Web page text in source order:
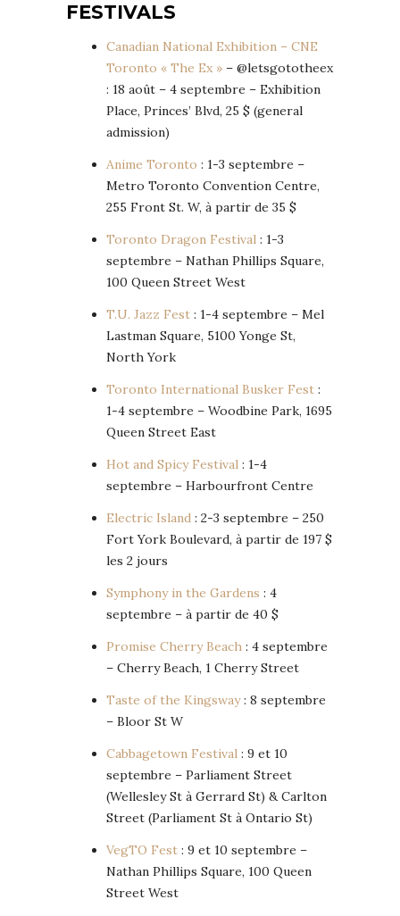
FESTIVALS
Canadian National Exhibition – CNE
Toronto « The Ex » – @letsgototheex
: 18 août – 4 septembre – Exhibition
Place, Princes’ Blvd, 25 $ (general
admission)
Anime Toronto : 1-3 septembre –
Metro Toronto Convention Centre,
255 Front St. W, à partir de 35 $
Toronto Dragon Festival : 1-3
septembre – Nathan Phillips Square,
100 Queen Street West
T.U. Jazz Fest : 1-4 septembre – Mel
Lastman Square, 5100 Yonge St,
North York
Toronto International Busker Fest :
1-4 septembre – Woodbine Park, 1695
Queen Street East
Hot and Spicy Festival : 1-4
septembre – Harbourfront Centre
Electric Island : 2-3 septembre – 250
Fort York Boulevard, à partir de 197 $
les 2 jours
Symphony in the Gardens : 4
septembre – à partir de 40 $
Promise Cherry Beach : 4 septembre
– Cherry Beach, 1 Cherry Street
Taste of the Kingsway: 8 septembre
– Bloor St W
Cabbagetown Festival : 9 et 10
septembre – Parliament Street
(Wellesley St à Gerrard St) & Carlton
Street (Parliament St à Ontario St)
VegTO Fest : 9 et 10 septembre –
Nathan Phillips Square, 100 Queen
Street West